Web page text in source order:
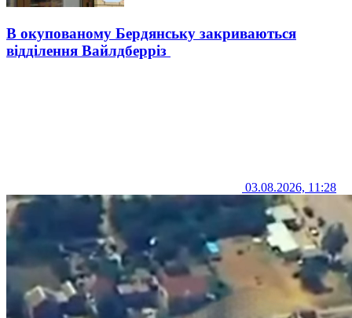
В окупованому Бердянську закриваються
відділення Вайлдберріз
03.08.2026, 11:28